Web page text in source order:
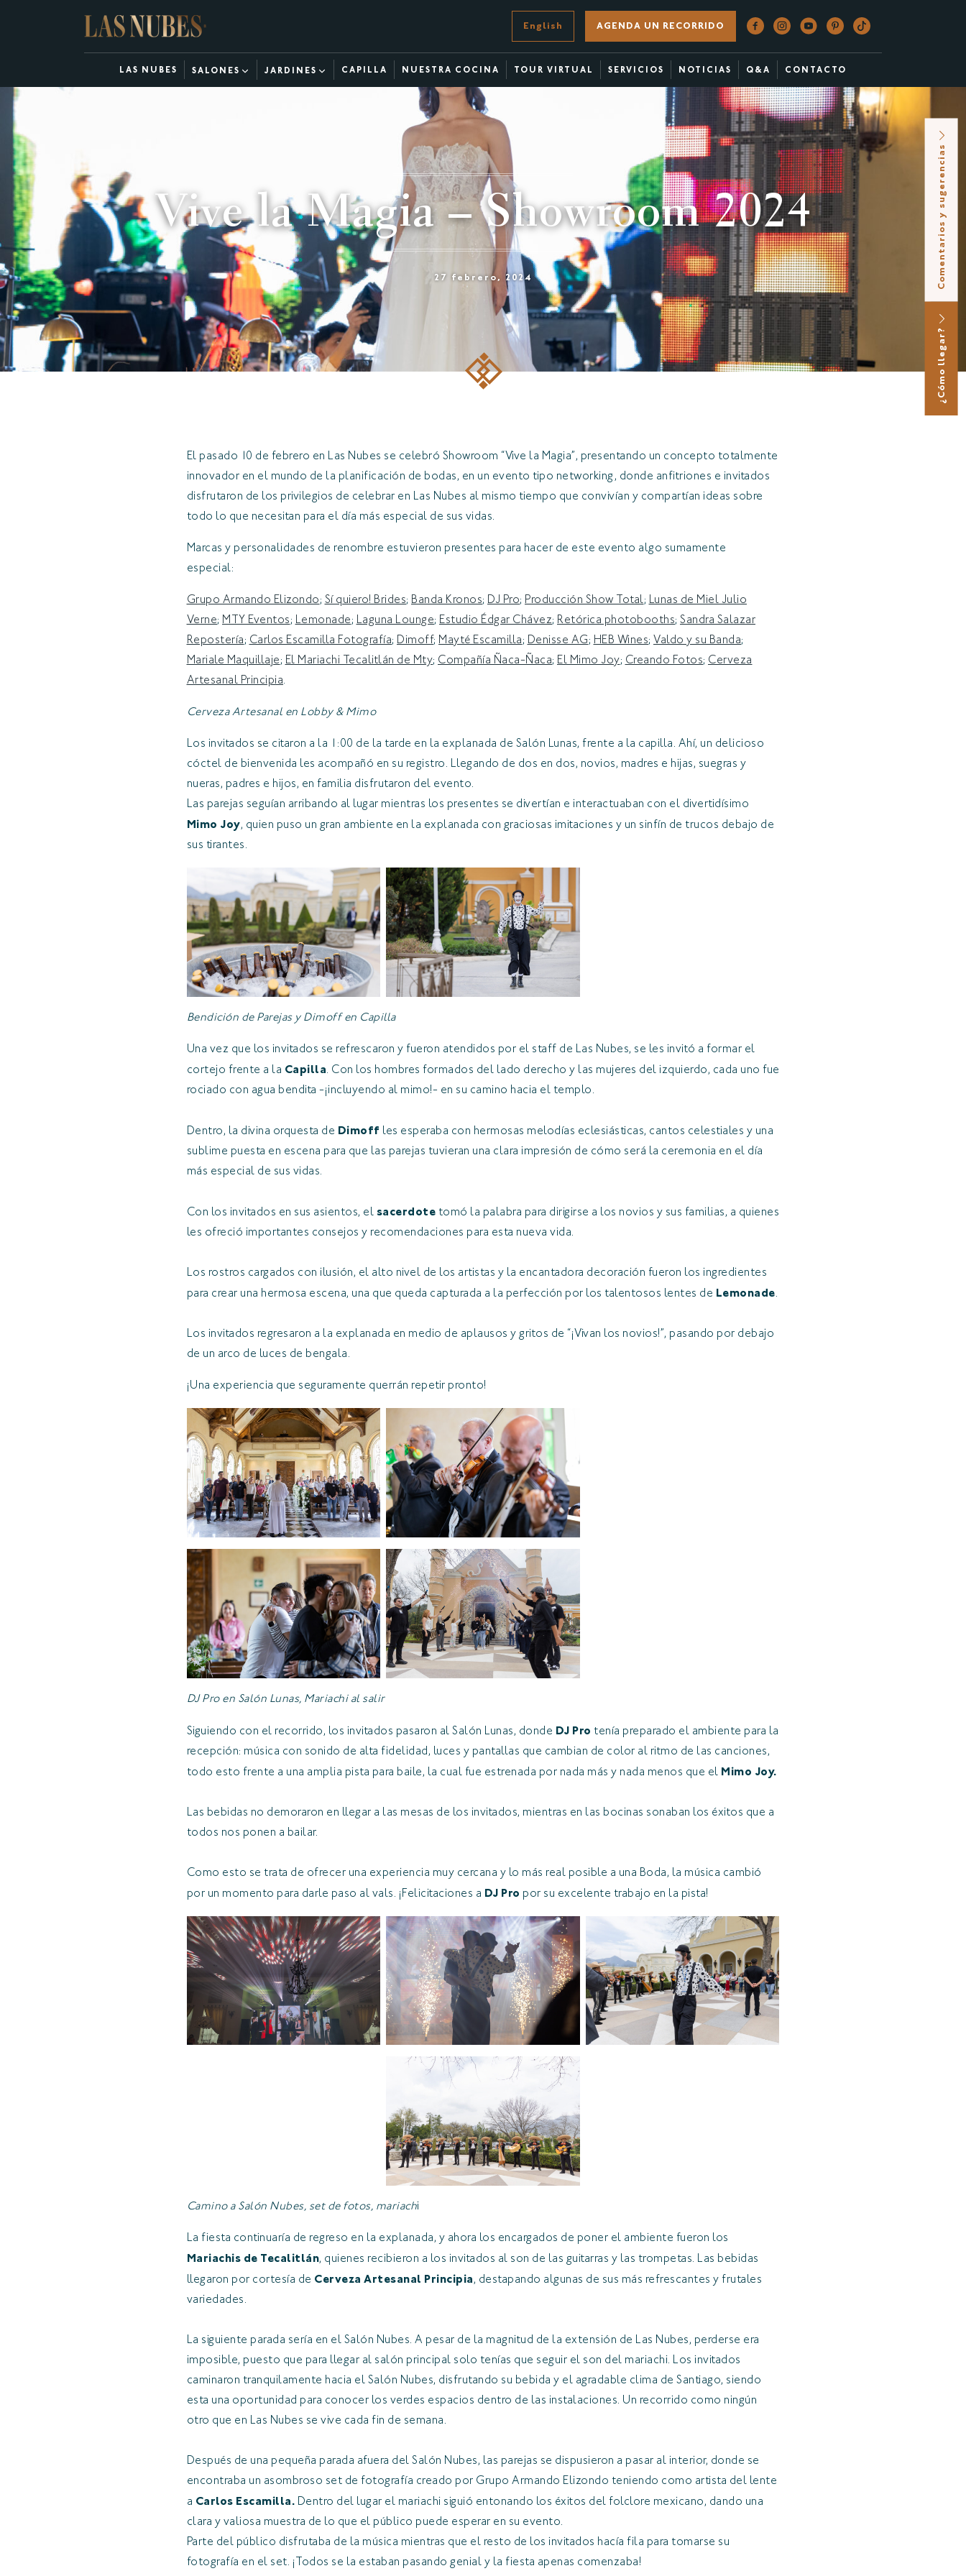
English AGENDA UN RECORRIDO
LAS NUBES SALONES JARDINES CAPILLA NUESTRA COCINA TOUR VIRTUAL SERVICIOS NOTICIAS Q&A CONTACTO
¿Cómo llegar?
Comentarios y sugerencias
Vive la Magia – Showroom 2024
27 febrero, 2024
El pasado 10 de febrero en Las Nubes se celebró Showroom “Vive la Magia”, presentando un concepto totalmente
innovador en el mundo de la planificación de bodas, en un evento tipo networking, donde anfitriones e invitados
disfrutaron de los privilegios de celebrar en Las Nubes al mismo tiempo que convivían y compartían ideas sobre
todo lo que necesitan para el día más especial de sus vidas.
Marcas y personalidades de renombre estuvieron presentes para hacer de este evento algo sumamente
especial:
Grupo Armando Elizondo ; Sí quiero! Brides; Banda Kronos; DJ Pro; Producción Show Total; Lunas de Miel Julio
Verne; MTY Eventos ; Lemonade ; Laguna Lounge; Estudio Édgar Chávez; Retórica photobooths; Sandra Salazar
Repostería ; Carlos Escamilla Fotografía; Dimoff; Mayté Escamilla ; Denisse AG ; HEB Wines; Valdo y su Banda;
Mariale Maquillaje ; El Mariachi Tecalitlán de Mty; Compañía Ñaca-Ñaca; El Mimo Joy; Creando Fotos; Cerveza
Artesanal Principia.
Cerveza Artesanal en Lobby & Mimo
Los invitados se citaron a la 1:00 de la tarde en la explanada de Salón Lunas, frente a la capilla. Ahí, un delicioso
cóctel de bienvenida les acompañó en su registro. Llegando de dos en dos, novios, madres e hijas, suegras y
nueras, padres e hijos, en familia disfrutaron del evento.
Las parejas seguían arribando al lugar mientras los presentes se divertían e interactuaban con el divertidísimo
Mimo Joy, quien puso un gran ambiente en la explanada con graciosas imitaciones y un sinfín de trucos debajo de
sus tirantes.
Bendición de Parejas y Dimoff en Capilla
Una vez que los invitados se refrescaron y fueron atendidos por el staff de Las Nubes, se les invitó a formar el
cortejo frente a la Capilla. Con los hombres formados del lado derecho y las mujeres del izquierdo, cada uno fue
rociado con agua bendita -¡incluyendo al mimo!- en su camino hacia el templo.
Dentro, la divina orquesta de Dimoff les esperaba con hermosas melodías eclesiásticas, cantos celestiales y una
sublime puesta en escena para que las parejas tuvieran una clara impresión de cómo será la ceremonia en el día
más especial de sus vidas.
Con los invitados en sus asientos, el sacerdote tomó la palabra para dirigirse a los novios y sus familias, a quienes
les ofreció importantes consejos y recomendaciones para esta nueva vida.
Los rostros cargados con ilusión, el alto nivel de los artistas y la encantadora decoración fueron los ingredientes
para crear una hermosa escena, una que queda capturada a la perfección por los talentosos lentes de Lemonade.
Los invitados regresaron a la explanada en medio de aplausos y gritos de “¡Vivan los novios!”, pasando por debajo
de un arco de luces de bengala.
¡Una experiencia que seguramente querrán repetir pronto!
DJ Pro en Salón Lunas, Mariachi al salir
Siguiendo con el recorrido, los invitados pasaron al Salón Lunas, donde DJ Pro tenía preparado el ambiente para la
recepción: música con sonido de alta fidelidad, luces y pantallas que cambian de color al ritmo de las canciones,
todo esto frente a una amplia pista para baile, la cual fue estrenada por nada más y nada menos que el Mimo Joy.
Las bebidas no demoraron en llegar a las mesas de los invitados, mientras en las bocinas sonaban los éxitos que a
todos nos ponen a bailar.
Como esto se trata de ofrecer una experiencia muy cercana y lo más real posible a una Boda, la música cambió
por un momento para darle paso al vals. ¡Felicitaciones a DJ Pro por su excelente trabajo en la pista!
Camino a Salón Nubes, set de fotos, mariachi
La fiesta continuaría de regreso en la explanada, y ahora los encargados de poner el ambiente fueron los
Mariachis de Tecalitlán, quienes recibieron a los invitados al son de las guitarras y las trompetas. Las bebidas
llegaron por cortesía de Cerveza Artesanal Principia , destapando algunas de sus más refrescantes y frutales
variedades.
La siguiente parada sería en el Salón Nubes. A pesar de la magnitud de la extensión de Las Nubes, perderse era
imposible, puesto que para llegar al salón principal solo tenías que seguir el son del mariachi. Los invitados
caminaron tranquilamente hacia el Salón Nubes, disfrutando su bebida y el agradable clima de Santiago, siendo
esta una oportunidad para conocer los verdes espacios dentro de las instalaciones. Un recorrido como ningún
otro que en Las Nubes se vive cada fin de semana.
Después de una pequeña parada afuera del Salón Nubes, las parejas se dispusieron a pasar al interior, donde se
encontraba un asombroso set de fotografía creado por Grupo Armando Elizondo teniendo como artista del lente
a Carlos Escamilla. Dentro del lugar el mariachi siguió entonando los éxitos del folclore mexicano, dando una
clara y valiosa muestra de lo que el público puede esperar en su evento.
Parte del público disfrutaba de la música mientras que el resto de los invitados hacía fila para tomarse su
fotografía en el set. ¡Todos se la estaban pasando genial y la fiesta apenas comenzaba!